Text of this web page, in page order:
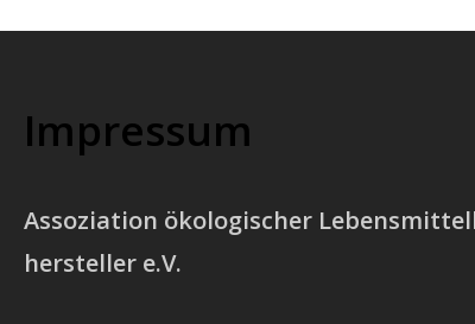
Impressum
Assoziation ökologischer
hersteller e.V.